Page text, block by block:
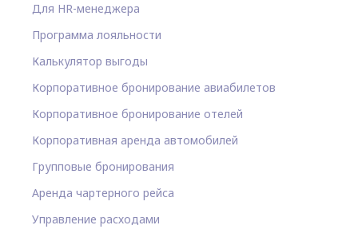
Для HR-менеджера
Программа лояльности
Калькулятор выгоды
Корпоративное бронирование авиабилетов
Корпоративное бронирование отелей
Корпоративная аренда автомобилей
Групповые бронирования
Аренда чартерного рейса
Управление расходами